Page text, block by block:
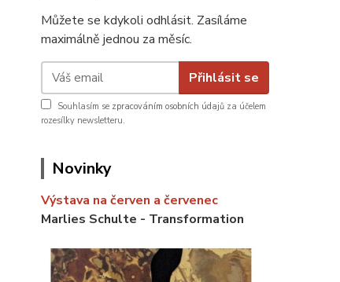
Můžete se kdykoli odhlásit. Zasíláme
maximálně jednou za měsíc.
Přihlásit se
Souhlasím se zpracováním osobních údajů za účelem
rozesílky newsletteru.
Novinky
Výstava na červen a červenec
Marlies Schulte - Transformation